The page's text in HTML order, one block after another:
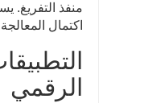
منفذ التفريغ.
اكتمال
الرقمي